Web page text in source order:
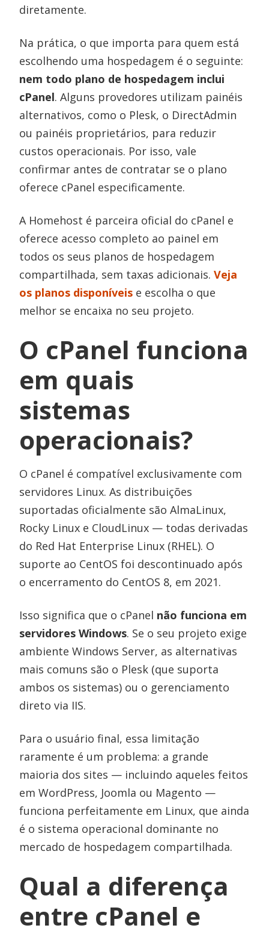
diretamente.
Na prática, o que importa para quem está
escolhendo uma hospedagem é o seguinte:
nem todo plano de hospedagem inclui
cPanel. Alguns provedores utilizam painéis
alternativos, como o Plesk, o DirectAdmin
ou painéis proprietários, para reduzir
custos operacionais. Por isso, vale
confirmar antes de contratar se o plano
oferece cPanel especificamente.
A Homehost é parceira oficial do cPanel e
oferece acesso completo ao painel em
todos os seus planos de hospedagem
compartilhada, sem taxas adicionais.Veja
os planos disponíveis e escolha o que
melhor se encaixa no seu projeto.
O cPanel funciona
em quais
sistemas
operacionais?
O cPanel é compatível exclusivamente com
servidores Linux. As distribuições
suportadas oficialmente são AlmaLinux,
Rocky Linux e CloudLinux — todas derivadas
do Red Hat Enterprise Linux (RHEL). O
suporte ao CentOS foi descontinuado após
o encerramento do CentOS 8, em 2021.
Isso significa que o cPanel não funciona em
servidores Windows. Se o seu projeto exige
ambiente Windows Server, as alternativas
mais comuns são o Plesk (que suporta
ambos os sistemas) ou o gerenciamento
direto via IIS.
Para o usuário final, essa limitação
raramente é um problema: a grande
maioria dos sites — incluindo aqueles feitos
em WordPress, Joomla ou Magento —
funciona perfeitamente em Linux, que ainda
é o sistema operacional dominante no
mercado de hospedagem compartilhada.
Qual a diferença
entre cPanel e